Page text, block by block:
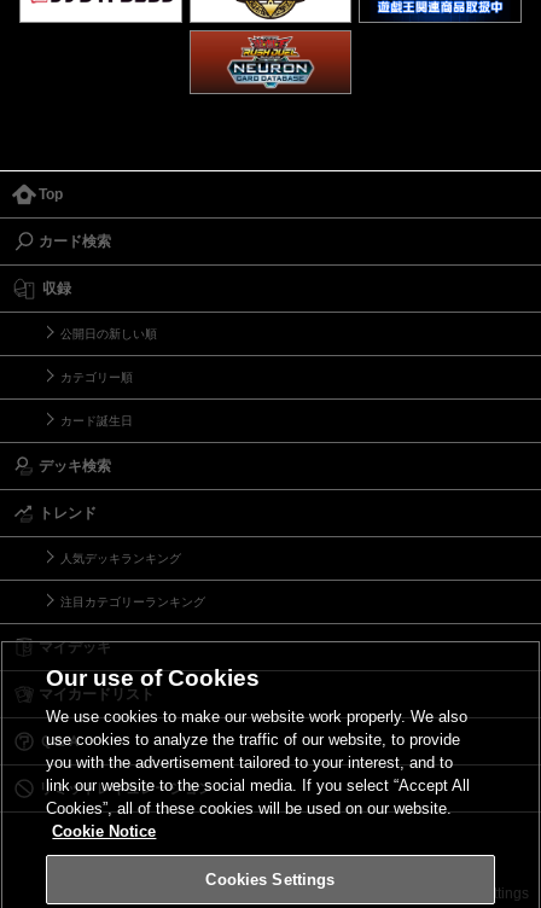
Top
カード検索
収録
公開日の新しい順
カテゴリー順
カード誕生日
デッキ検索
トレンド
人気デッキランキング
注目カテゴリーランキング
マイデッキ
マイカードリスト
Ｑ＆Ａ
リミットレギュレーション
サイトポリシー Cookies Settings
Our use of Cookies
We use cookies to make our website work properly. We also
use cookies to analyze the traffic of our website, to provide
you with the advertisement tailored to your interest, and to
link our website to the social media. If you select “Accept All
Cookies”, all of these cookies will be used on our website.
Cookie Notice
Cookies Settings